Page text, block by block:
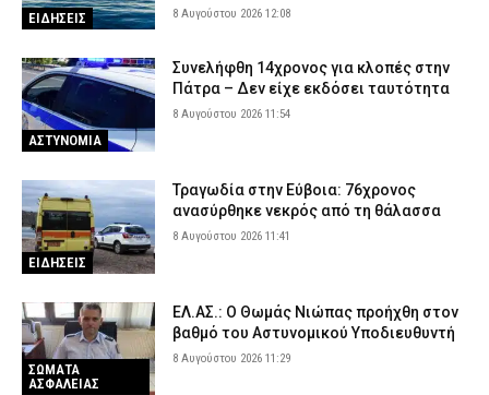
ΕΙΔΗΣΕΙΣ 8 Αυγούστου 2026 12:08
ΑΣΤΥΝΟΜΙΑ
Συνελήφθη 14χρονος για κλοπές στην
Πάτρα – Δεν είχε εκδόσει ταυτότητα
8 Αυγούστου 2026 11:54
ΕΙΔΗΣΕΙΣ
Τραγωδία στην Εύβοια: 76χρονος
ανασύρθηκε νεκρός από τη θάλασσα
8 Αυγούστου 2026 11:41
ΣΩΜΑΤΑ
ΑΣΦΑΛΕΙΑΣ
ΕΛ.ΑΣ.: Ο Θωμάς Νιώπας προήχθη στον
βαθμό του Αστυνομικού Υποδιευθυντή
8 Αυγούστου 2026 11:29